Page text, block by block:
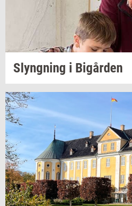
Slyng­ning i Bi­går­den